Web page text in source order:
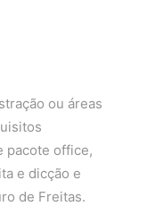
ou áreas
pacote office,
e dicção e
de Freitas.